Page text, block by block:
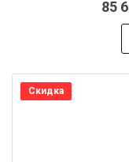
85
Скидка